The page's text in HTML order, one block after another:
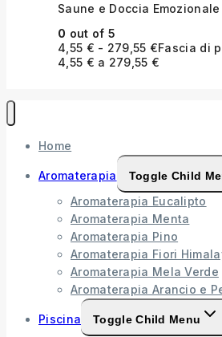
Saune e Doccia Emozionale
0 out of 5
4,55 € - 279,55 €Fascia di
4,55 € a 279,55 €
Home
Aromaterapia Toggle Child
Aromaterapia Eucalipto
Aromaterapia Menta
Aromaterapia Pino
Aromaterapia Fiori
Aromaterapia Mela Verde
Aromaterapia Arancio e
Piscina Toggle Child Menu